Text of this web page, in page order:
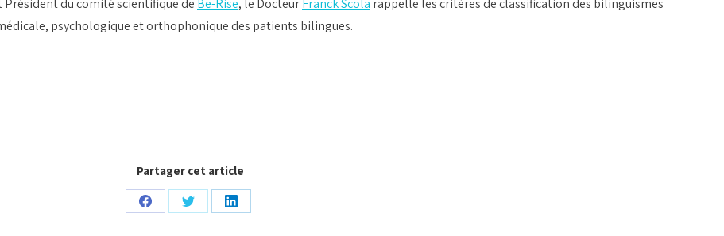
Président du comité scientifique de Be-Rise, le DocteurFranck Scola rappelle les critères de classification des bilinguismes
psychologique et orthophonique des patients bilingues.
Partager cet article
PartagerPartagerPartager